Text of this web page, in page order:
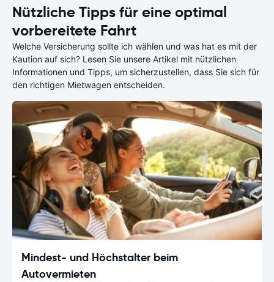
Nützliche Tipps für eine optimal
vorbereitete Fahrt
Welche Versicherung sollte ich wählen und was hat es mit der
Kaution auf sich? Lesen Sie unsere Artikel mit nützlichen
Informationen und Tipps, um sicherzustellen, dass Sie sich für
den richtigen Mietwagen entscheiden.
Mindest- und Höchstalter beim
Autovermieten